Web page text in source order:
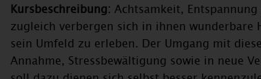
Kursbeschreibung: Achtsamkeit,
zugleich verbergen sich in ihnen
sein Umfeld zu erleben. Der Umgang mit
Annahme, Stressbewältigung sowie in neue